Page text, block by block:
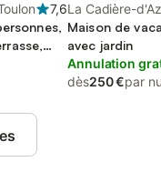
7,6La Cadière-
Toulon
Maison de
avec jardin
Annulation
dès250 €par